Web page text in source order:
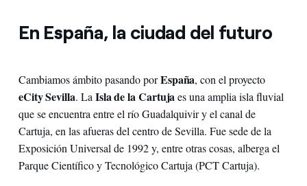
En España, la ciudad del futuro
Cambiamos ámbito pasando porEspaña, con el proyecto
eCity Sevilla. La Isla de la Cartuja es una amplia isla fluvial
que se encuentra entre el río Guadalquivir y el canal de
Cartuja, en las afueras del centro de Sevilla. Fue sede de la
Exposición Universal de 1992 y, entre otras cosas, alberga el
Parque Científico y Tecnológico Cartuja (PCT Cartuja).